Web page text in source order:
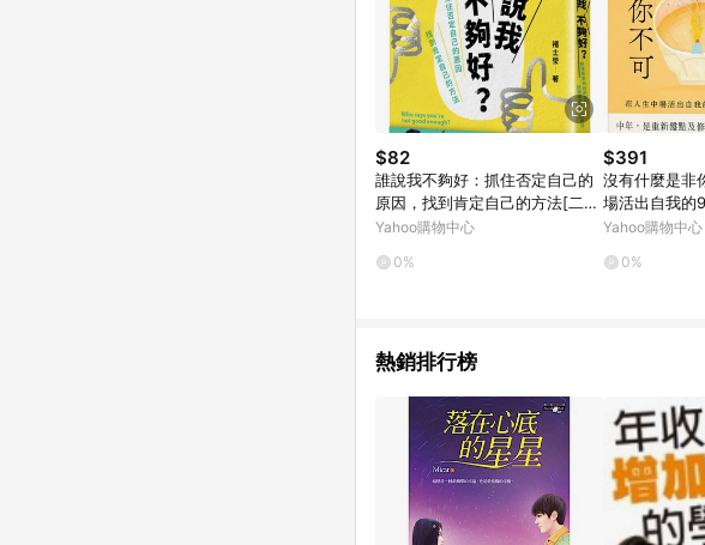
$82
誰說我不夠好：抓住否定自己的
原因，找到肯定自己的方法[二手
書_良好]
Yahoo購物中心
0%
$391
沒有什麼是非
場活出自我的
Yahoo購物中心
0%
熱銷排行榜